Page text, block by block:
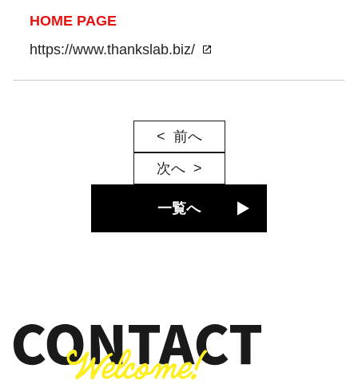
HOME PAGE
https://www.thankslab.biz/
前へ
次へ
一覧へ